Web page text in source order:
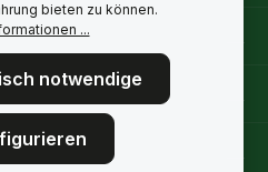
bieten zu können.
...
notwendige